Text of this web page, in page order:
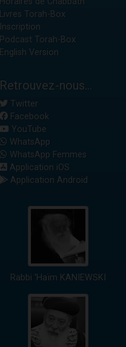
Livres Torah-Box
Inscription
Podcast Torah-Box
English Version
Retrouvez-nous...
Twitter
Facebook
YouTube
WhatsApp
WhatsApp Femmes
Application iOS
Application Android
Rabbi 'Haïm KANIEWSKI